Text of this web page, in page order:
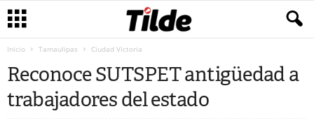
Inicio Tamaulipas Ciudad Victoria
Reconoce SUTSPET antigüedad a
trabajadores del estado